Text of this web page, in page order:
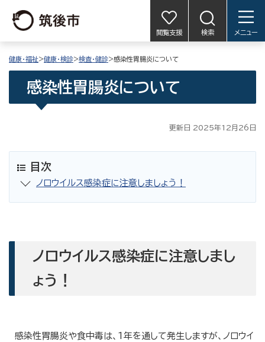
閲覧支援 検索 メニュー
健康・福祉>健康・検診>検査・健診>感染性胃腸炎について
感染性胃腸炎について
更新日 2025年12月26日
目次
ノロウイルス感染症に注意しましょう！
ノロウイルス感染症に注意しまし
ょう！
感染性胃腸炎や食中毒は、1年を通して発生しますが、ノロウイ